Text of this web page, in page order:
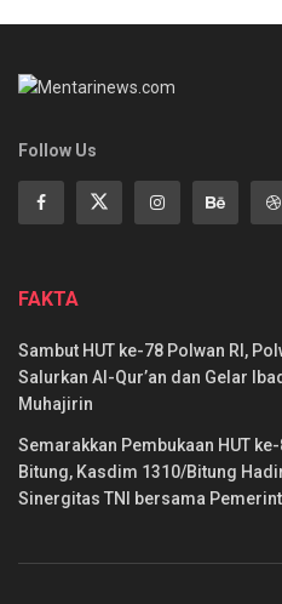
Follow Us
FAKTA
Sambut HUT ke-78 Polwan RI,
Salurkan Al-Qur’an dan Gelar
Muhajirin
Semarakkan Pembukaan HUT
Bitung, Kasdim 1310/Bitung
Sinergitas TNI bersama